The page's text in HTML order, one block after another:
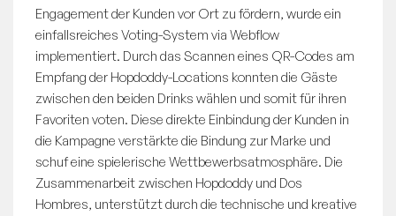
Engagement der Kunden vor Ort zu fördern, wurde ein
einfallsreiches Voting-System via Webflow
implementiert. Durch das Scannen eines QR-Codes am
Empfang der Hopdoddy-Locations konnten die Gäste
zwischen den beiden Drinks wählen und somit für ihren
Favoriten voten. Diese direkte Einbindung der Kunden in
die Kampagne verstärkte die Bindung zur Marke und
schuf eine spielerische Wettbewerbsatmosphäre. Die
Zusammenarbeit zwischen Hopdoddy und Dos
Hombres, unterstützt durch die technische und kreative